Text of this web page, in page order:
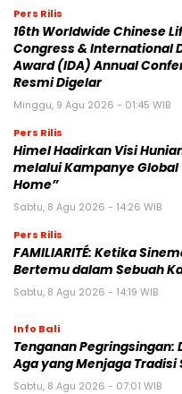
Pers Rilis
16th Worldwide Chinese
Congress & International
Award (IDA) Annual
Resmi Digelar
Minggu, 9 Agu 2026 - 01:45 WIB
Pers Rilis
Himel Hadirkan Visi
melalui Kampanye Global
Home”
Sabtu, 8 Agu 2026 - 14:26 WIB
Pers Rilis
FAMILIARITÉ: Ketika
Bertemu dalam Sebuah
Sabtu, 8 Agu 2026 - 14:19 WIB
Info Bali
Tenganan Pegringsingan:
Aga yang Menjaga Tradisi
Sabtu, 8 Agu 2026 - 07:01 WIB